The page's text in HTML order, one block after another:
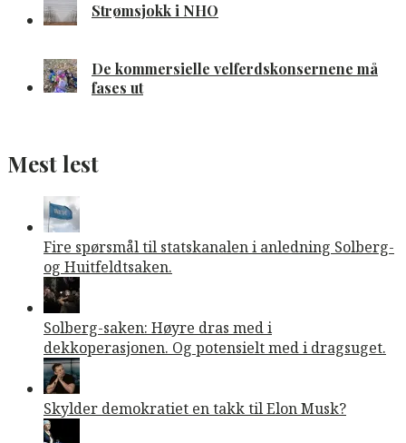
Strømsjokk i NHO
De kommersielle velferdskonsernene må
fases ut
Mest lest
Fire spørsmål til statskanalen i anledning Solberg-
og Huitfeldtsaken.
Solberg-saken: Høyre dras med i
dekkoperasjonen. Og potensielt med i dragsuget.
Skylder demokratiet en takk til Elon Musk?